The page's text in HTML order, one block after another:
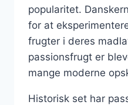
popularitet.
for at
frugter i deres
passionsfrugt er
mange moderne
Historisk set har